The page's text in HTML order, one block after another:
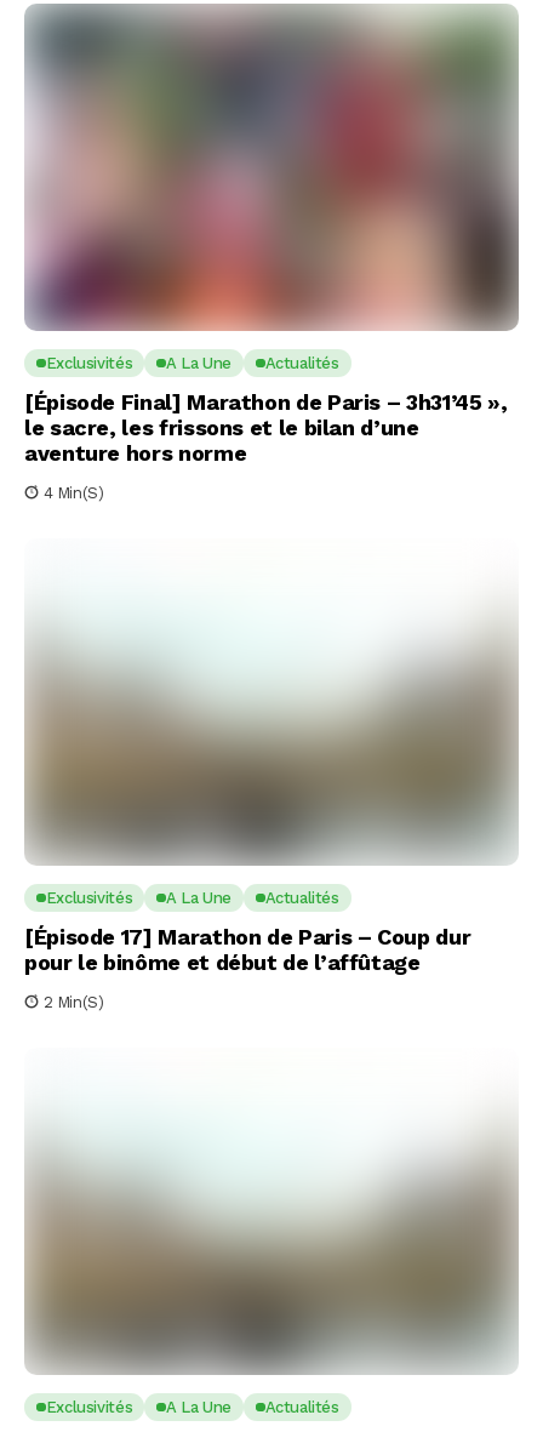
Exclusivités A La Une Actualités
[Épisode Final] Marathon de Paris – 3h31’45 »,
le sacre, les frissons et le bilan d’une
aventure hors norme
4 Min(s)
Exclusivités A La Une Actualités
[Épisode 17] Marathon de Paris – Coup dur
pour le binôme et début de l’affûtage
2 Min(s)
Exclusivités A La Une Actualités